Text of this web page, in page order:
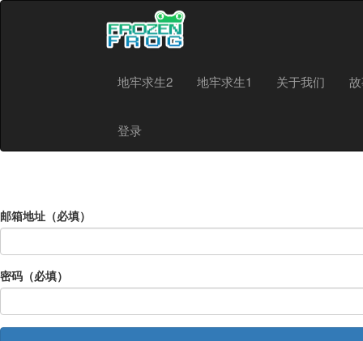
地牢求生2 地牢求生1 关于我们
登录
邮箱地址（必填）
密码（必填）